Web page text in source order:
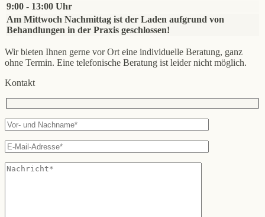
9:00 - 13:00 Uhr
Am Mittwoch Nachmittag ist der Laden aufgrund von
Behandlungen in der Praxis geschlossen!
Wir bieten Ihnen gerne vor Ort eine individuelle Beratung, ganz
ohne Termin. Eine telefonische Beratung ist leider nicht möglich.
Kontakt